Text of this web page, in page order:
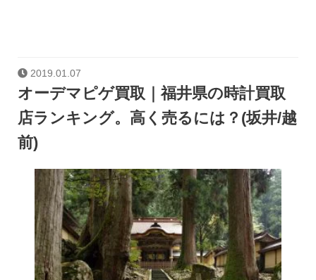
2019.01.07
オーデマピゲ買取｜福井県の時計買取
店ランキング。高く売るには？(坂井/越
前)